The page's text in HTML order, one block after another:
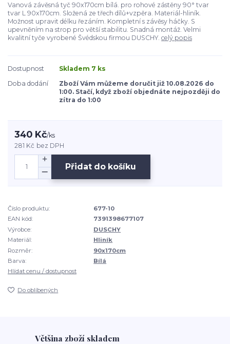
Vanová závěsná tyč 90x170cm bílá. pro rohové zástěny 90° tvar
tvar L 90x170cm. Složená ze třech dílů+vzpěra. Materiál-hliník.
Možnost upravit délku řezáním. Kompletní s závěsy háčky. S
upevněním na strop pro větší stabilitu. Snadná montáž. Velmi
kvalitní tyče vyrobené Švédskou firmou DUSCHY. celý popis
Dostupnost
Skladem 7 ks
Doba dodání
Zboží Vám můžeme doručit již 10.08.2026 do
1:00. Stačí, když zboží objednáte nejpozději do
zítra do 1:00
340 Kč/ks
281 Kč bez DPH
Přidat do košíku
Číslo produktu:
677-10
EAN kód:
7391398677107
Výrobce:
DUSCHY
Materiál:
Hliník
Rozměr:
90x170cm
Barva:
Bílá
Hlídat cenu / dostupnost
Do oblíbených
Většina zboží skladem